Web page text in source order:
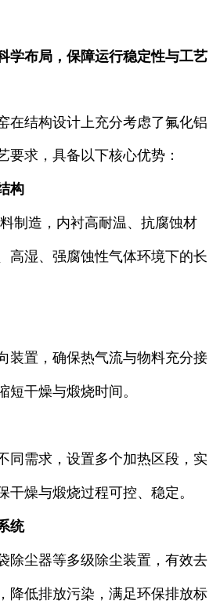
学布局，保障运行稳定性与工艺
在结构设计上充分考虑了氟化铝
要求，具备以下核心优势：
构
制造，内衬高耐温、抗腐蚀材
高湿、强腐蚀性气体环境下的长
装置，确保热气流与物料充分接
短干燥与煅烧时间。
同需求，设置多个加热区段，实
干燥与煅烧过程可控、稳定。
统
除尘器等多级除尘装置，有效去
降低排放污染，满足环保排放标